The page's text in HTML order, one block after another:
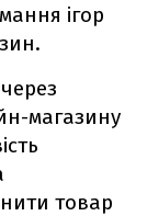
ігор
магазину
товар